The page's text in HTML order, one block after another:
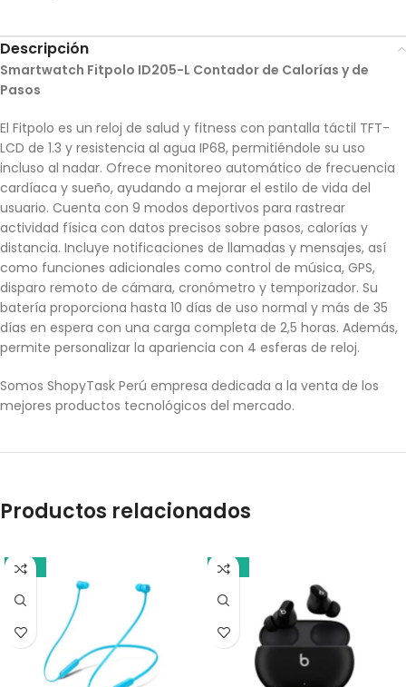
Descripción
Smartwatch Fitpolo ID205-L Contador de Calorías y de
Pasos
El Fitpolo es un reloj de salud y fitness con pantalla táctil TFT-
LCD de 1.3 y resistencia al agua IP68, permitiéndole su uso
incluso al nadar. Ofrece monitoreo automático de frecuencia
cardíaca y sueño, ayudando a mejorar el estilo de vida del
usuario. Cuenta con 9 modos deportivos para rastrear
actividad física con datos precisos sobre pasos, calorías y
distancia. Incluye notificaciones de llamadas y mensajes, así
como funciones adicionales como control de música, GPS,
disparo remoto de cámara, cronómetro y temporizador. Su
batería proporciona hasta 10 días de uso normal y más de 35
días en espera con una carga completa de 2,5 horas. Además,
permite personalizar la apariencia con 4 esferas de reloj.
Somos ShopyTask Perú empresa dedicada a la venta de los
mejores productos tecnológicos del mercado.
Productos relacionados
-18% -10%